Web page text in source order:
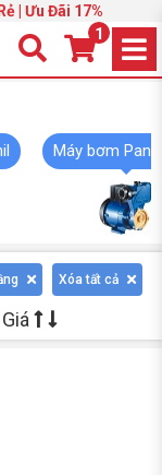
| Ưu Đãi 17%
1
Máy bơm
Xóa tất cả
Giá